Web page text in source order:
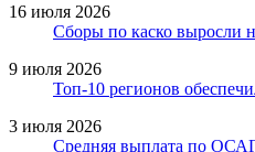
16 июля 2026
Сборы по каско выросли
9 июля 2026
Топ-10 регионов
3 июля 2026
Средняя выплата по